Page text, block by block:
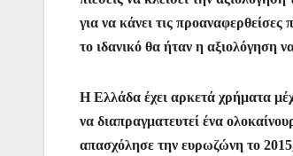
για να κάνει τις
το ιδανικό θα ήταν η αξιολόγηση
Η Ελλάδα έχει αρκετά χρήματα
να διαπραγματευτεί ένα
απασχόλησε την ευρωζώνη το